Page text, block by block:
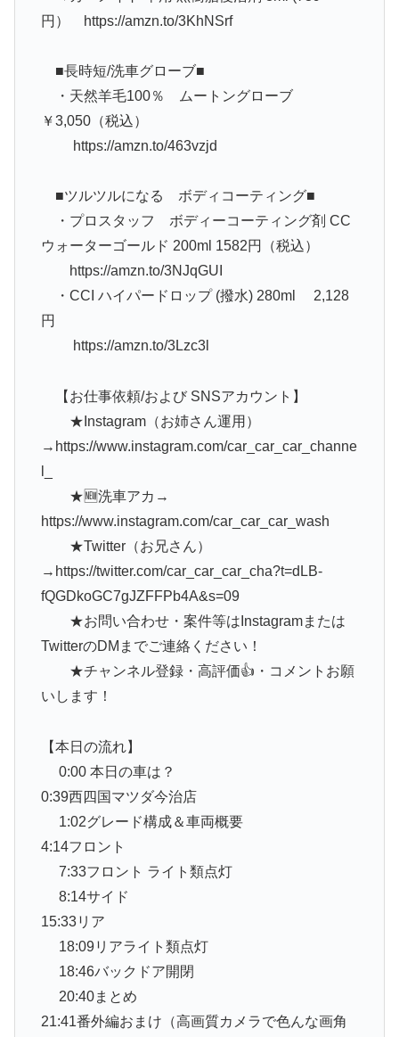
円） https://amzn.to/3KhNSrf
■長時短/洗車グローブ■
・天然羊毛100％ ムートングローブ
￥3,050（税込）
https://amzn.to/463vzjd
■ツルツルになる ボディコーティング■
・プロスタッフ ボディーコーティング剤 CC
ウォーターゴールド 200ml 1582円（税込）
https://amzn.to/3NJqGUI
・CCI ハイパードロップ (撥水) 280ml 2,128
円
https://amzn.to/3Lzc3l
【お仕事依頼/および SNSアカウント】
★Instagram（お姉さん運用）
→https://www.instagram.com/car_car_car_channe
★🆕洗車アカ→
https://www.instagram.com/car_car_car_wash
★Twitter（お兄さん）
→https://twitter.com/car_car_car_cha?t=dLB-
fQGDkoGC7gJZFFPb4A&s=09
★お問い合わせ・案件等はInstagramまたは
TwitterのDMまでご連絡ください！
★チャンネル登録・高評価👍・コメントお願
いします！
【本日の流れ】
0:00 本日の車は？
0:39西四国マツダ今治店
1:02グレード構成＆車両概要
4:14フロント
7:33フロント ライト類点灯
8:14サイド
15:33リア
18:09リアライト類点灯
18:46バックドア開閉
20:40まとめ
21:41番外編おまけ（高画質カメラで色んな画角